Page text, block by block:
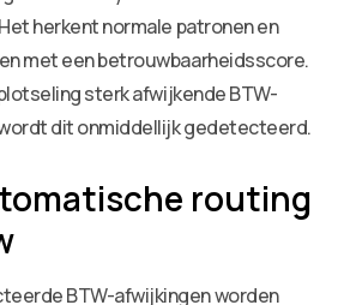
herkent normale patronen en
met een betrouwbaarheidsscore.
sterk afwijkende BTW-
dit onmiddellijk gedetecteerd.
routing
BTW-afwijkingen worden